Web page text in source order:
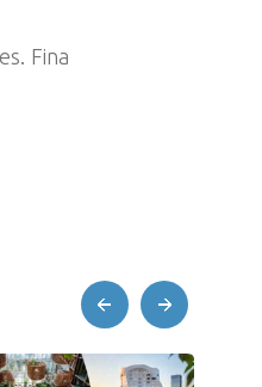
Fina
prev next